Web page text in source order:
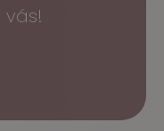
vás!